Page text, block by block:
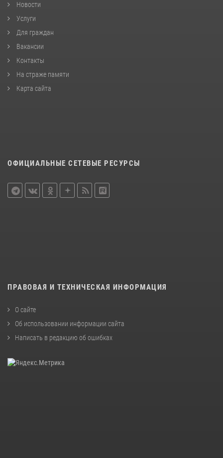
Новости
Услуги
Для граждан
Вакансии
Контакты
На страже памяти
Карта сайта
ОФИЦИАЛЬНЫЕ СЕТЕВЫЕ РЕСУРСЫ
ПРАВОВАЯ И ТЕХНИЧЕСКАЯ ИНФОРМАЦИЯ
О сайте
Об использовании информации сайта
Написать в редакцию об ошибках